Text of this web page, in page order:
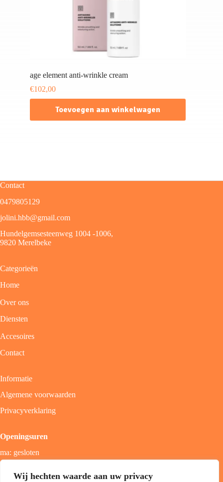
Wij hechten waarde aan uw privacy
age element anti-wrinkle cream
€102,00
Toevoegen aan winkelwagen
Contact
0479805129
jolini.hbb@gmail.com
Hundelgemsesteenweg 1004 -1006,
9820 Merelbeke
Categorieën
Home
Over ons
Diensten
Accesoires
Contact
Informatie
Algemene voorwaarden
Privacyverklaring
Openingsuren
ma: gesloten